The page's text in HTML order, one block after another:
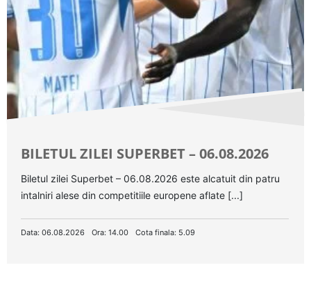
BILETUL ZILEI SUPERBET – 06.08.2026
Biletul zilei Superbet – 06.08.2026 este alcatuit din patru
intalniri alese din competitiile europene aflate [...]
Data: 06.08.2026 Ora: 14.00 Cota finala: 5.09